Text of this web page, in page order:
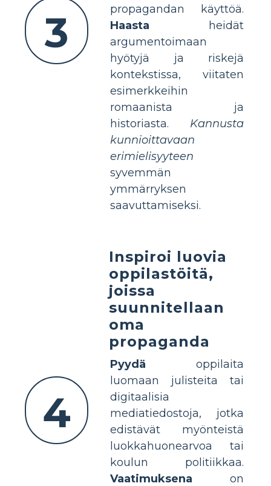
3
propagandan käyttöä.
Haasta heidät
argumentoimaan
hyötyjä ja riskejä
kontekstissa, viitaten
esimerkkeihin
romaanista ja
historiasta. Kannusta
kunnioittavaan
erimielisyyteen
syvemmän
ymmärryksen
saavuttamiseksi.
4
Inspiroi luovia
oppilastöitä,
joissa
suunnitellaan
oma
propaganda
Pyydä oppilaita
luomaan julisteita tai
digitaalisia
mediatiedostoja, jotka
edistävät myönteistä
luokkahuonearvoa tai
koulun politiikkaa.
Vaatimuksena on